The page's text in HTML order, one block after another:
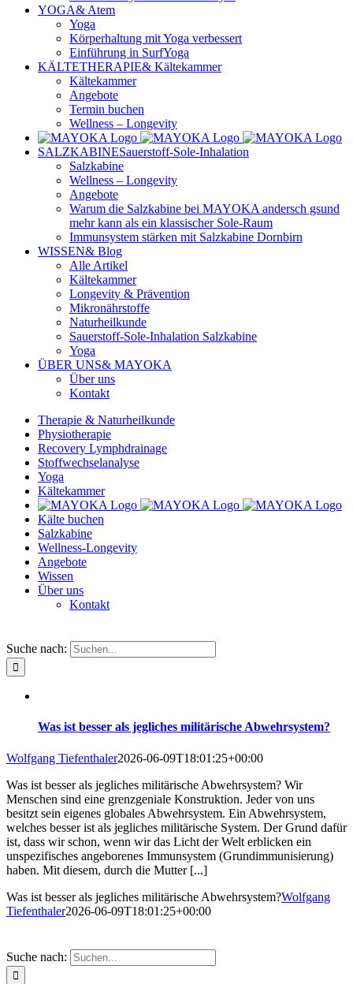
YOGA& Atem
Yoga
Körperhaltung mit Yoga verbessert
Einführung in SurfYoga
KÄLTETHERAPIE& Kältekammer
Kältekammer
Angebote
Termin buchen
Wellness – Longevity
SALZKABINESauerstoff-Sole-Inhalation
Salzkabine
Wellness – Longevity
Angebote
Warum die Salzkabine bei MAYOKA andersch gsund
mehr kann als ein klassischer Sole-Raum
Immunsystem stärken mit Salzkabine Dornbirn
WISSEN& Blog
Alle Artikel
Kältekammer
Longevity & Prävention
Mikronährstoffe
Naturheilkunde
Sauerstoff-Sole-Inhalation Salzkabine
Yoga
ÜBER UNS& MAYOKA
Über uns
Kontakt
Therapie & Naturheilkunde
Physiotherapie
Recovery Lymphdrainage
Stoffwechselanalyse
Yoga
Kältekammer
Kälte buchen
Salzkabine
Wellness-Longevity
Angebote
Wissen
Über uns
Kontakt
Suche nach:
Was ist besser als jegliches militärische Abwehrsystem?
Wolfgang Tiefenthaler2026-06-09T18:01:25+00:00
Was ist besser als jegliches militärische Abwehrsystem? Wir
Menschen sind eine grenzgeniale Konstruktion. Jeder von uns
besitzt sein eigenes globales Abwehrsystem. Ein Abwehrsystem,
welches besser ist als jegliches militärische System. Der Grund dafür
ist, dass wir schon, wenn wir das Licht der Welt erblicken ein
unspezifisches angeborenes Immunsystem (Grundimmunisierung)
haben. Mit diesem, durch die Mutter [...]
Was ist besser als jegliches militärische Abwehrsystem?Wolfgang
Tiefenthaler2026-06-09T18:01:25+00:00
Suche nach: